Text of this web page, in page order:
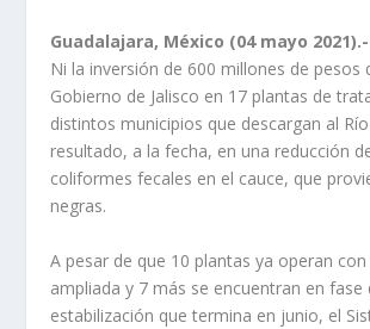
Guadalajara, México (04 mayo 2021).-
Ni la inversión de 600 millones de pesos
Gobierno de Jalisco en 17 plantas de
distintos municipios que descargan al
resultado, a la fecha, en una reducción
coliformes fecales en el cauce, que
negras.
A pesar de que 10 plantas ya operan con
ampliada y 7 más se encuentran en fase
estabilización que termina en junio, el